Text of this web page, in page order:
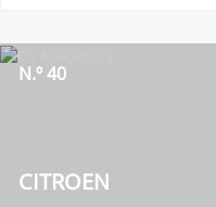
CITROEN
N.º 40